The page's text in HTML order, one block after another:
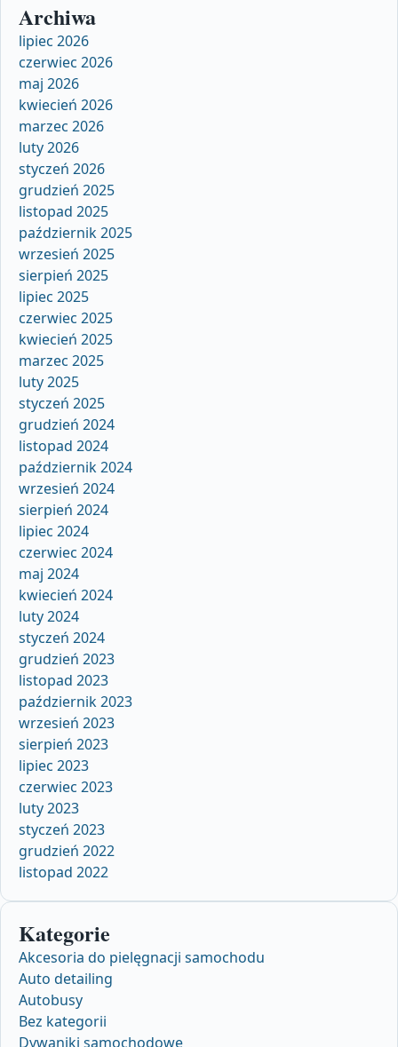
Archiwa
lipiec 2026
czerwiec 2026
maj 2026
kwiecień 2026
marzec 2026
luty 2026
styczeń 2026
grudzień 2025
listopad 2025
październik 2025
wrzesień 2025
sierpień 2025
lipiec 2025
czerwiec 2025
kwiecień 2025
marzec 2025
luty 2025
styczeń 2025
grudzień 2024
listopad 2024
październik 2024
wrzesień 2024
sierpień 2024
lipiec 2024
czerwiec 2024
maj 2024
kwiecień 2024
luty 2024
styczeń 2024
grudzień 2023
listopad 2023
październik 2023
wrzesień 2023
sierpień 2023
lipiec 2023
czerwiec 2023
luty 2023
styczeń 2023
grudzień 2022
listopad 2022
Kategorie
Akcesoria do pielęgnacji samochodu
Auto detailing
Autobusy
Bez kategorii
Dywaniki samochodowe